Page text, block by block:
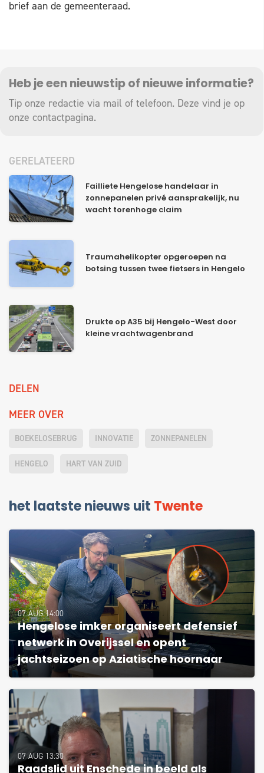
brief aan de gemeenteraad.
Heb je een nieuwstip of nieuwe informatie?
Tip onze redactie via mail of telefoon. Deze vind je op
onze contactpagina.
GERELATEERD
Failliete Hengelose handelaar in
zonnepanelen privé aansprakelijk, nu
wacht torenhoge claim
Traumahelikopter opgeroepen na
botsing tussen twee fietsers in Hengelo
Drukte op A35 bij Hengelo-West door
kleine vrachtwagenbrand
DELEN
MEER OVER
BOEKELOSEBRUG INNOVATIE ZONNEPANELEN
HENGELO HART VAN ZUID
het laatste nieuws uit Twente
07 AUG 14:00
Hengelose imker organiseert defensief
netwerk in Overijssel en opent
jachtseizoen op Aziatische hoornaar
07 AUG 13:30
Raadslid uit Enschede in beeld als